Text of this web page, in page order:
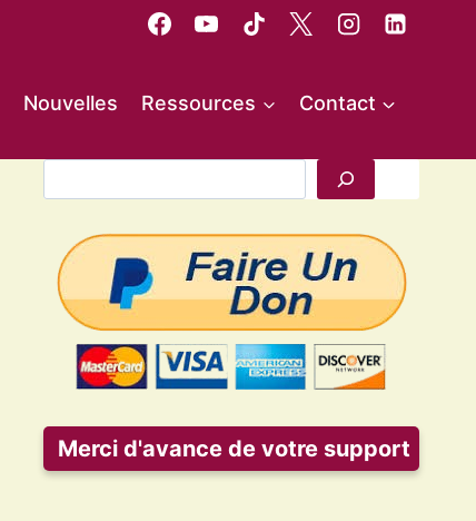
Nouvelles Ressources Contact
Merci d'avance de votre support